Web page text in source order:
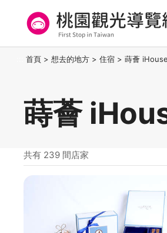
要
桃園觀光導覽網
首頁 > 想去的地方 > 住宿 > 蒔薈 iHouse
蒔薈
共有 239 間店家